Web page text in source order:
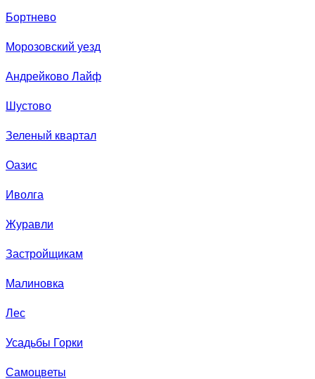
Бортнево
Морозовский уезд
Андрейково Лайф
Шустово
Зеленый квартал
Оазис
Иволга
Журавли
Застройщикам
Малиновка
Лес
Усадьбы Горки
Самоцветы